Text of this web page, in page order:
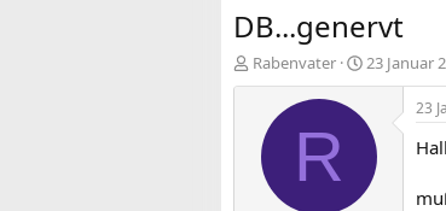
DB...genervt
E
r
Rabenvater
E
r
t
l
23 Januar
R
23